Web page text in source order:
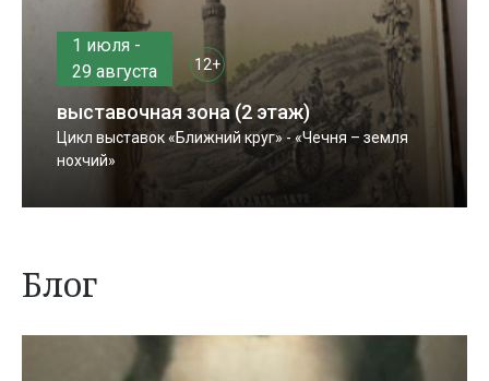
1 июля -
29 августа
12+
выставочная зона (2 этаж)
Цикл выставок «Ближний круг» - «Чечня – земля
нохчий»
Блог